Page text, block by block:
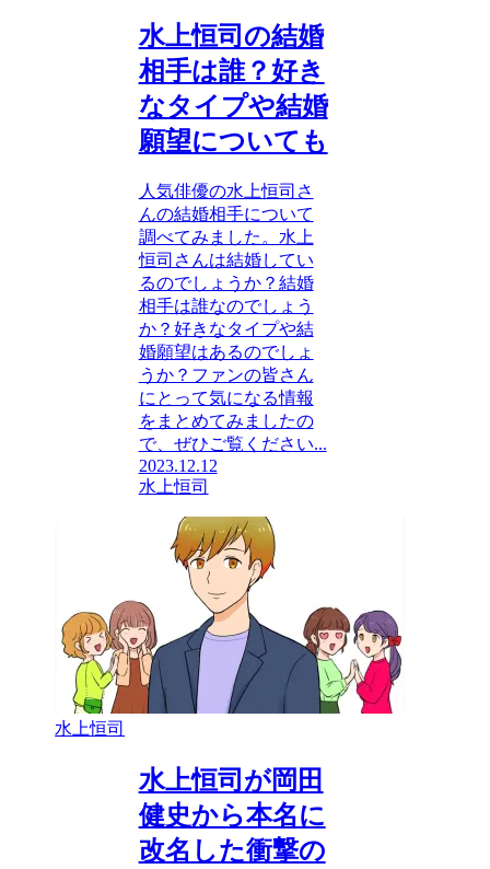
水上恒司の結婚
相手は誰？好き
なタイプや結婚
願望についても
人気俳優の水上恒司さ
んの結婚相手について
調べてみました。水上
恒司さんは結婚してい
るのでしょうか？結婚
相手は誰なのでしょう
か？好きなタイプや結
婚願望はあるのでしょ
うか？ファンの皆さん
にとって気になる情報
をまとめてみましたの
で、ぜひご覧ください...
2023.12.12
水上恒司
水上恒司
水上恒司が岡田
健史から本名に
改名した衝撃の